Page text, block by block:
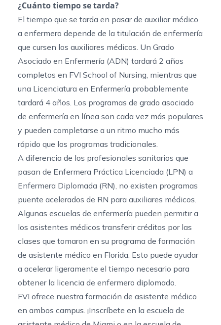
¿Cuánto tiempo se tarda?
El tiempo que se tarda en pasar de auxiliar médico
a enfermero depende de la titulación de enfermería
que cursen los auxiliares médicos. Un Grado
Asociado en Enfermería (ADN) tardará 2 años
completos en FVI School of Nursing, mientras que
una Licenciatura en Enfermería probablemente
tardará 4 años. Los programas de grado asociado
de enfermería en línea son cada vez más populares
y pueden completarse a un ritmo mucho más
rápido que los programas tradicionales.
A diferencia de los profesionales sanitarios que
pasan de Enfermera Práctica Licenciada (LPN) a
Enfermera Diplomada (RN), no existen programas
puente acelerados de RN para auxiliares médicos.
Algunas escuelas de enfermería pueden permitir a
los asistentes médicos transferir créditos por las
clases que tomaron en su programa de formación
de asistente médico en Florida. Esto puede ayudar
a acelerar ligeramente el tiempo necesario para
obtener la licencia de enfermero diplomado.
FVI ofrece nuestra formación de asistente médico
en ambos campus. ¡Inscríbete en la escuela de